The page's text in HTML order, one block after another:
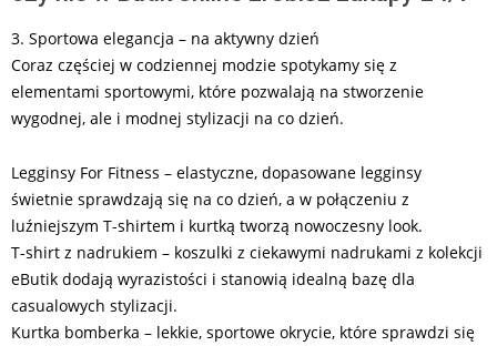
3. Sportowa elegancja – na aktywny dzień
Coraz częściej w codziennej modzie spotykamy się z
elementami sportowymi, które pozwalają na stworzenie
wygodnej, ale i modnej stylizacji na co dzień.
Legginsy For Fitness – elastyczne, dopasowane legginsy
świetnie sprawdzają się na co dzień, a w połączeniu z
luźniejszym T-shirtem i kurtką tworzą nowoczesny look.
T-shirt z nadrukiem – koszulki z ciekawymi nadrukami z kolekcji
eButik dodają wyrazistości i stanowią idealną bazę dla
casualowych stylizacji.
Kurtka bomberka – lekkie, sportowe okrycie, które sprawdzi się